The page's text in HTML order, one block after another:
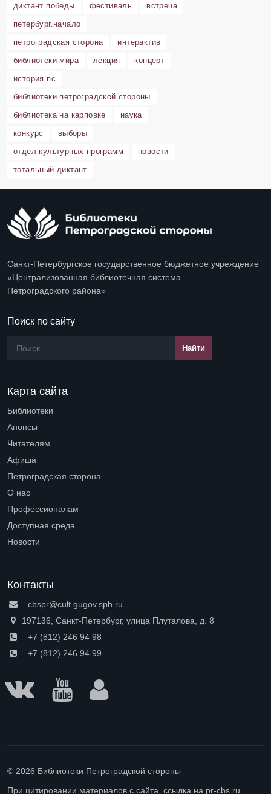
диктант победы
фестиваль
встреча
петербург.начало
петроградская сторона
интерактив
библиотеки мира
лекция
концерт
история пс
библиотеки петроградской стороны
библиотека на карповке
наука
конкурс
выборы
отдел культурных программ
новости
тотальный диктант
Санкт-Петербургское государственное бюджетное учреждение
«Централизованная библиотечная система
Петроградского района»
Поиск по сайту
Карта сайта
Библиотеки
Анонсы
Читателям
Афиша
Петроградская сторона
О нас
Профессионалам
Доступная среда
Новости
Контакты
cbspr@cult.gugov.spb.ru
197136, Санкт-Петербург, улица Плуталова, д. 8
+7 (812) 246 94 98
+7 (812) 246 94 99
© 2026 Библиотеки Петроградской стороны
При цитировании материалов с сайта, ссылка на pr-cbs.ru